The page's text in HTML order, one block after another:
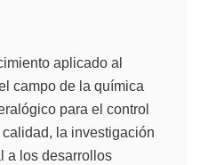
aplicado al
campo de la química
para el control
la investigación
a los desarrollos